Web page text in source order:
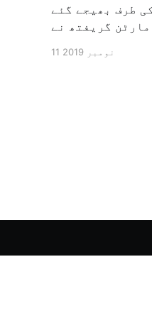
طرف بھیجے گئے
گریفتھ نے
اس کشمکش کی
11 نومبر 2019